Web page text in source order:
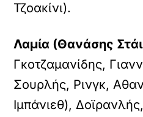
Τζοακίνι).
Λαμία (Θανάσης
Γκοτζαμανίδης,
Σουρλής, Ρινγκ,
Ιμπάνιεθ),